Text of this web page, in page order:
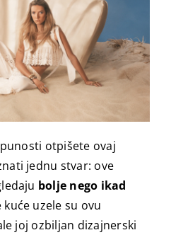
otpišete ovaj
jednu stvar: ove
bolje nego ikad
uzele su ovu
joj ozbiljan dizajnerski